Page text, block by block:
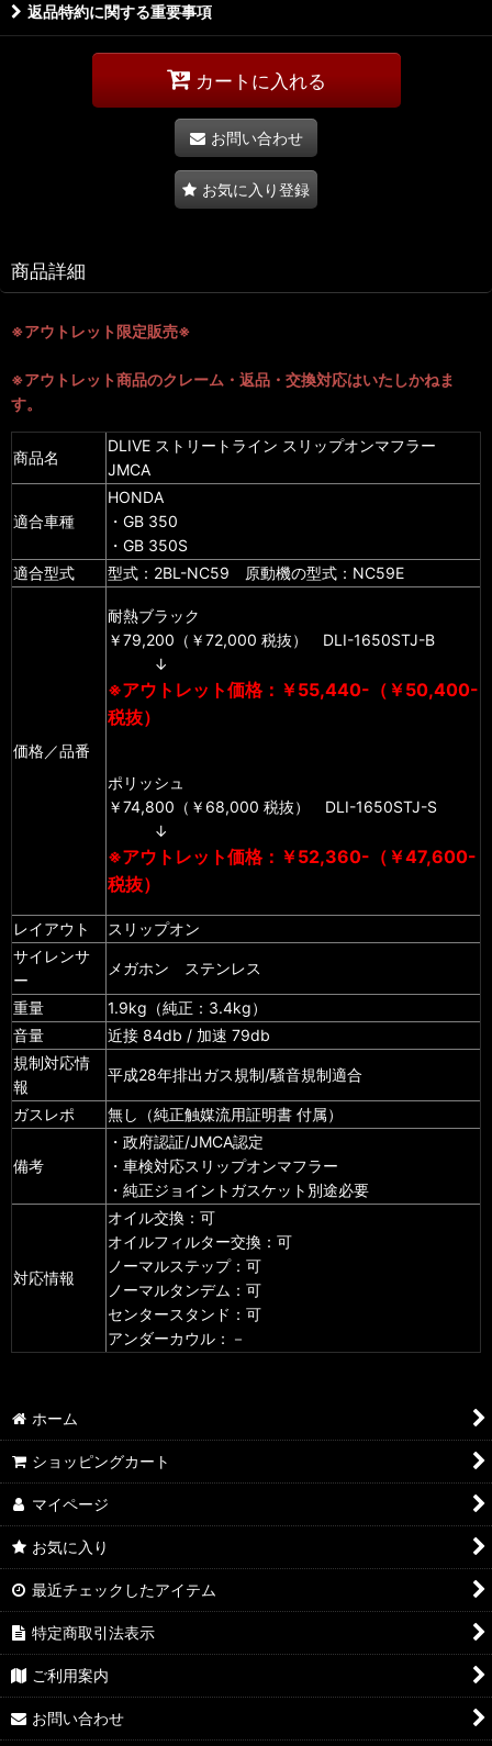
返品特約に関する重要事項
カートに入れる
お問い合わせ
お気に入り登録
商品詳細
※アウトレット限定販売※
※アウトレット商品のクレーム・返品・交換対応はいたしかねま
す。
商品名
DLIVE ストリートライン スリップオンマフラー
JMCA
適合車種
HONDA
・GB 350
・GB 350S
適合型式
型式：2BL-NC59 原動機の型式：NC59E
価格／品番
耐熱ブラック
￥79,200（￥72,000 税抜） DLI-1650STJ-B
↓
※アウトレット価格：￥55,440-（￥50,400-
税抜）
ポリッシュ
￥74,800（￥68,000 税抜） DLI-1650STJ-S
↓
※アウトレット価格：￥52,360-（￥47,600-
税抜）
レイアウト
スリップオン
サイレンサ
ー
メガホン ステンレス
重量
1.9kg（純正：3.4kg）
音量
近接 84db / 加速 79db
規制対応情
報
平成28年排出ガス規制/騒音規制適合
ガスレポ 無し（純正触媒流用証明書 付属）
備考
・政府認証/JMCA認定
・車検対応スリップオンマフラー
・純正ジョイントガスケット別途必要
対応情報
オイル交換：可
オイルフィルター交換：可
ノーマルステップ：可
ノーマルタンデム：可
センタースタンド：可
アンダーカウル：－
ホーム
ショッピングカート
マイページ
お気に入り
最近チェックしたアイテム
特定商取引法表示
ご利用案内
お問い合わせ